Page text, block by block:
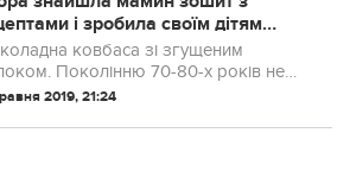
і зробила своїм дітям
ковбасу. Нічого пекти не
2 години – і у вас на столі
смачний десерт. Мої діти
ковбаса зі згущеним
70-80-х років не
нічого пояснювати. Досить
на їхніх обличчях мрійливий
2019, 21:24